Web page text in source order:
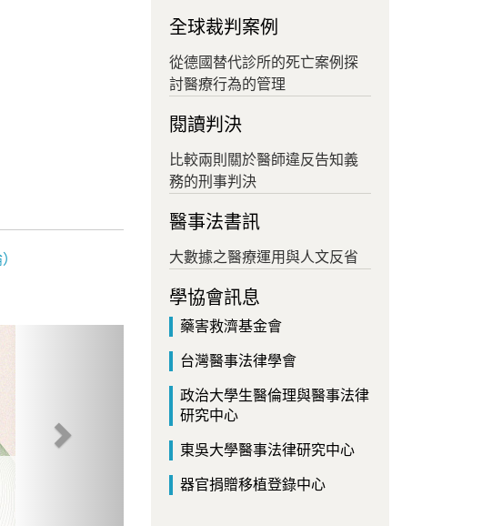
全球裁判案例
從德國替代診所的死亡案例探
討醫療行為的管理
閱讀判決
比較兩則關於醫師違反告知義
務的刑事判決
醫事法書訊
大數據之醫療運用與人文反省
學協會訊息
藥害救濟基金會
台灣醫事法律學會
政治大學生醫倫理與醫事法律
研究中心
東吳大學醫事法律研究中心
器官捐贈移植登錄中心